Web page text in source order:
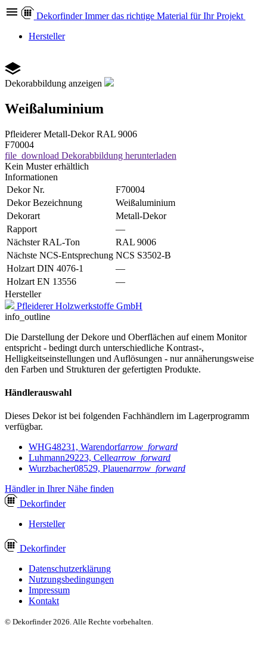
Dekorfinder Immer das richtige Material für Ihr Projekt
Hersteller
Dekorabbildung anzeigen
Weißaluminium
Pfleiderer Metall-Dekor RAL 9006
F70004
file_download Dekorabbildung herunterladen
Kein Muster erhältlich
Informationen
Dekor Nr.
F70004
Dekor Bezeichnung
Weißaluminium
Dekorart
Metall-Dekor
Rapport
—
Nächster RAL-Ton
RAL 9006
Nächste NCS-Entsprechung NCS S3502-B
Holzart DIN 4076-1
—
Holzart EN 13556
—
Hersteller
Pfleiderer Holzwerkstoffe GmbH
info_outline
Die Darstellung der Dekore und Oberflächen auf einem Monitor
entspricht - bedingt durch unterschiedliche Kontrast-,
Helligkeitseinstellungen und Auflösungen - nur annäherungsweise
den Farben und Strukturen der gefertigten Produkte.
Händlerauswahl
Dieses Dekor ist bei folgenden Fachhändlern im Lagerprogramm
verfügbar.
WHG48231, Warendorfarrow_forward
Luhmann29223, Cellearrow_forward
Wurzbacher08529, Plauenarrow_forward
Händler in Ihrer Nähe finden
Dekorfinder
Hersteller
Dekorfinder
Datenschutzerklärung
Nutzungsbedingungen
Impressum
Kontakt
© Dekorfinder 2026. Alle Rechte vorbehalten.